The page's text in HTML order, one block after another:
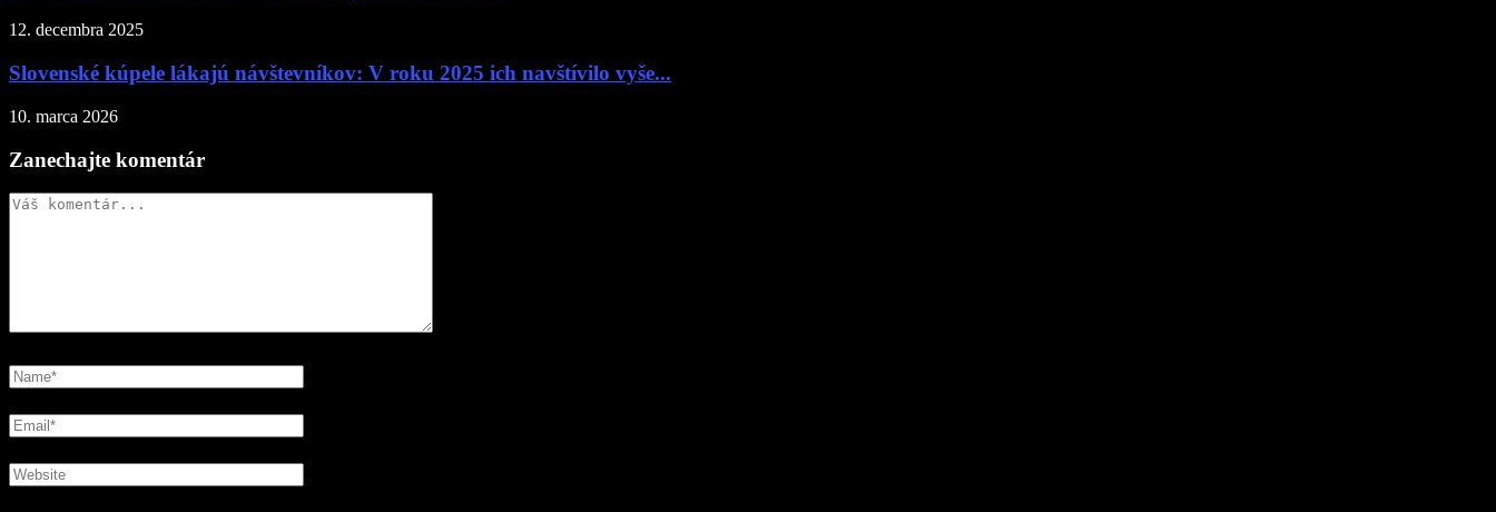
12. decembra 2025
Slovenské kúpele lákajú návštevníkov: V roku 2025 ich navštívilo vyše...
10. marca 2026
Zanechajte komentár